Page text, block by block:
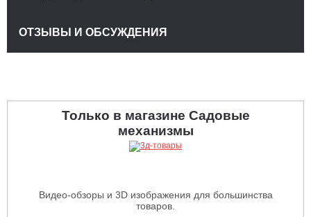
ОТЗЫВЫ И ОБСУЖДЕНИЯ
Только в магазине Садовые
механизмы
Видео-обзоры и 3D изображения для большинства
товаров.